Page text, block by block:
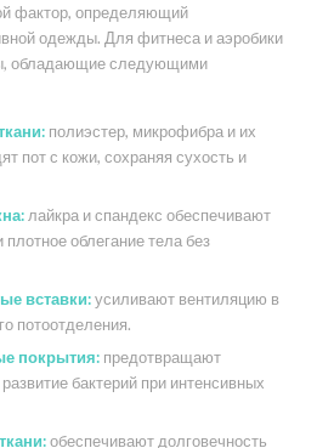
фактор, определяющий
одежды. Для фитнеса и аэробики
обладающие следующими
полиэстер, микрофибра и их
пот с кожи, сохраняя сухость и
лайкра и спандекс обеспечивают
облегание тела без
вставки:усиливают вентиляцию в
потоотделения.
покрытия:предотвращают
бактерий при интенсивных
обеспечивают долговечность